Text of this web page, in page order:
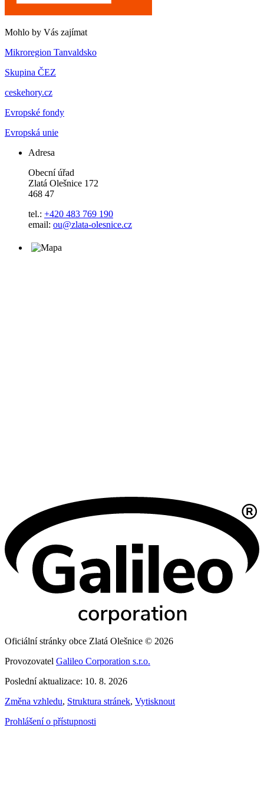
Mohlo by Vás zajímat
Mikroregion Tanvaldsko
Skupina ČEZ
ceskehory.cz
Evropské fondy
Evropská unie
Adresa
Obecní úřad
Zlatá Olešnice 172
468 47
tel.: +420 483 769 190
email: ou@zlata-olesnice.cz
Oficiální stránky obce Zlatá Olešnice © 2026
Provozovatel Galileo Corporation s.r.o.
Poslední aktualizace: 10. 8. 2026
Změna vzhledu, Struktura stránek, Vytisknout
Prohlášení o přístupnosti